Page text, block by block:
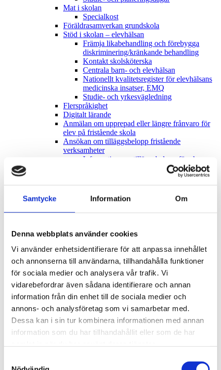
Samtycke Information Om
Denna webbplats använder cookies
Vi använder enhetsidentifierare för att anpassa innehållet
och annonserna till användarna, tillhandahålla funktioner
för sociala medier och analysera vår trafik. Vi
vidarebefordrar även sådana identifierare och annan
information från din enhet till de sociala medier och
annons- och analysföretag som vi samarbetar med.
Dessa kan i sin tur kombinera informationen med annan
information som du har tillhandahållit eller som de har
Mat i skolan
Specialkost
Föräldrasamverkan grundskola
Stöd i skolan – elevhälsan
Främja likabehandling och förebygga
diskriminering/kränkande behandling
Kontakt skolsköterska
Centrala barn- och elevhälsan
Nationellt kvalitetsregister för elevhälsans
medicinska insatser, EMQ
Studie- och yrkesvägledning
Flerspråkighet
Digitalt lärande
Anmälan om upprepad eller längre frånvaro för
elev på fristående skola
Ansökan om tilläggsbelopp fristående
verksamheter
Information om tilläggsbelopp för elever
med omfattande behov av särskilt stöd
Det här gäller i förskolan
Förskola och skola för flyktingar från
Ukraina
Hitta förskolor
Ansök om plats i förskolan
Dygnet runt
Schema Dygnet runt
Ansökan Dygnet runt
Sommaröppet
Stöd i förskolan
Främja likabehandling och förebygga
diskriminering/kränkande behandling
Centrala barn- och elevhälsan
Utvecklingssamtal, föräldramöten,
föräldrasamverkan
Mat i förskolan
Avgifter för barnomsorg (förskola och fritids)
Registrera eller ändra inkomstuppgifter